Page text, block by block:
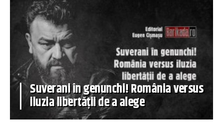
Suverani în genunchi! România versus
iluzia libertății de a alege